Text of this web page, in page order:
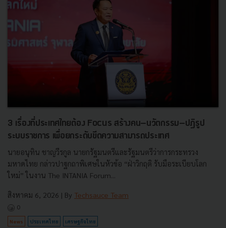
3 เรื่องที่ประเทศไทยต้อง Focus สร้างคน–นวัตกรรม–ปฏิรูป
ระบบราชการ เพื่อยกระดับขีดความสามารถประเทศ
นายอนุทิน ชาญวีรกูล นายกรัฐมนตรีและรัฐมนตรีว่าการกระทรวง
มหาดไทย กล่าวปาฐกถาพิเศษในหัวข้อ “ฝ่าวิกฤติ รับมือระเบียบโลก
ใหม่” ในงาน The INTANIA Forum...
สิงหาคม 6, 2026 | By Techsauce Team
0
News ประเทศไทย เศรษฐกิจไทย